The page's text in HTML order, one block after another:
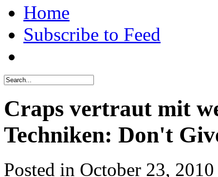
Home
Subscribe to Feed
Craps vertraut mit
Techniken: Don't
Posted in October 23,